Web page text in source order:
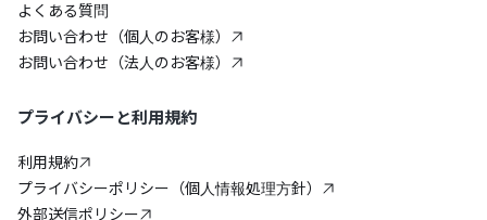
よくある質問
お問い合わせ（個人のお客様）
お問い合わせ（法人のお客様）
プライバシーと利用規約
利用規約
プライバシーポリシー（個人情報処理方針）
外部送信ポリシー